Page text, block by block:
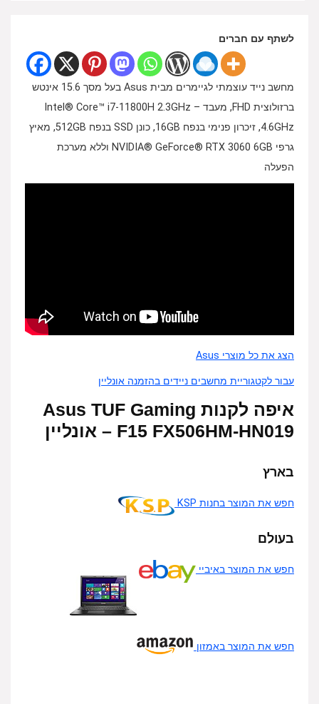
לשתף עם חברים
מחשב נייד עוצמתי לגיימרים מבית Asus בעל מסך 15.6 אינטש
ברזולוצית FHD, מעבד Intel® Core™ i7-11800H 2.3GHz –
4.6GHz, זיכרון פנימי בנפח 16GB, כונן SSD בנפח 512GB, מאיץ
גרפי NVIDIA® GeForce® RTX 3060 6GB וללא מערכת
הפעלה
הצג את כל מוצרי Asus
עבור לקטגוריית מחשבים ניידים בהזמנה אונליין
איפה לקנות Asus TUF Gaming
F15 FX506HM-HN019 – אונליין
בארץ
חפש את המוצר בחנות KSP
בעולם
חפש את המוצר באיביי
חפש את המוצר באמזון